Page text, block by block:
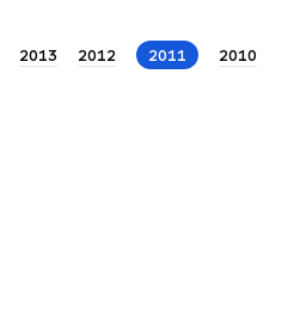
2013 2012 2011
2010